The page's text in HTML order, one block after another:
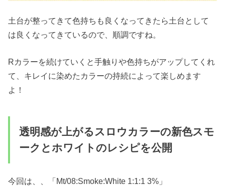
土台が整ってきて色持ちも良くなってきたら土台として
は良くなってきているので、順調ですね。
Rカラーを続けていくと手触りや色持ちがアップしてくれ
て、キレイに染めたカラーの持続によって楽しめます
よ！
透明感が上がるスロウカラーの新色スモ
ークとホワイトのレシピを公開
今回は、、「Mt/08:Smoke:White 1:1:1 3%」